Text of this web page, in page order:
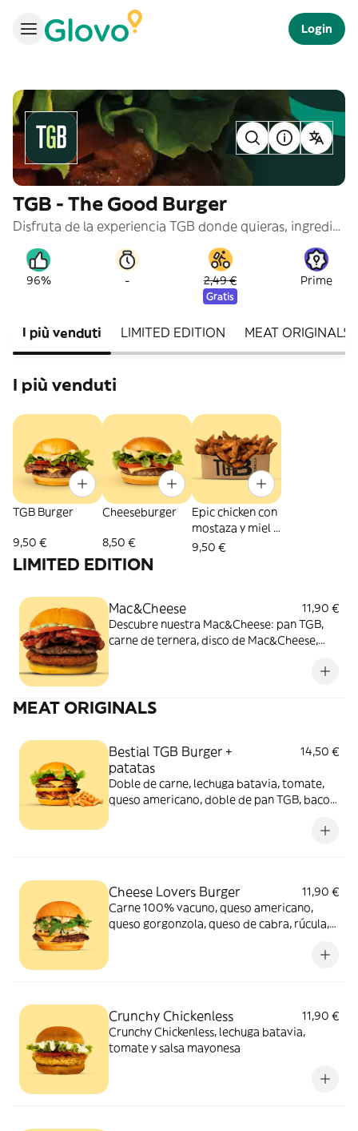
Login
TGB - The Good Burger
Disfruta de la experiencia TGB donde quieras, ingredientes frescos y naturales ahora con nuestras burgers más grandes y con la calidad de siempre ¡Vamos con todo!
96% - 2,49 €
Gratis
Prime
I più venduti LIMITED EDITION MEAT ORIGINALS
I più venduti
TGB Burger
9,50 €
Cheeseburger
8,50 €
Epic chicken con
mostaza y miel -
Medianos
9,50 €
LIMITED EDITION
Mac&Cheese
11,90 €
Descubre nuestra Mac&Cheese: pan TGB,
carne de ternera, disco de Mac&Cheese,
MEAT ORIGINALS
Bestial TGB Burger +
patatas
14,50 €
Doble de carne, lechuga batavia, tomate,
queso americano, doble de pan TGB, bacon
Cheese Lovers Burger
11,90 €
Carne 100% vacuno, queso americano,
queso gorgonzola, queso de cabra, rúcula,
Crunchy Chickenless
11,90 €
Crunchy Chickenless, lechuga batavia,
tomate y salsa mayonesa